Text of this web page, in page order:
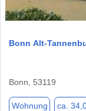
Bonn Alt-
Bonn, 53119
Wohnung ca.